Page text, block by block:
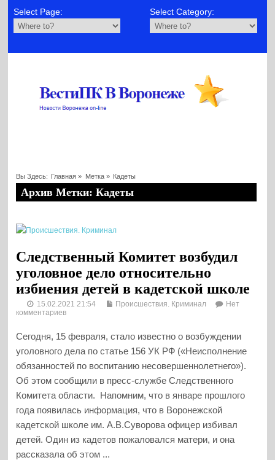
Select Page: Select Category:
Вы Здесь: Главная » Метка » Кадеты
Архив Метки: Кадеты
Следственный Комитет возбудил
уголовное дело относительно
избиения детей в кадетской школе
15.02.2021 21:54 Происшествия. Криминал
Нет
комментариев
Сегодня, 15 февраля, стало известно о возбуждении
уголовного дела по статье 156 УК РФ («Неисполнение
обязанностей по воспитанию несовершеннолетнего»).
Об этом сообщили в пресс-службе Следственного
Комитета области. Напомним, что в январе прошлого
года появилась информация, что в Воронежской
кадетской школе им. А.В.Суворова офицер избивал
детей. Один из кадетов пожаловался матери, и она
рассказала об этом ...